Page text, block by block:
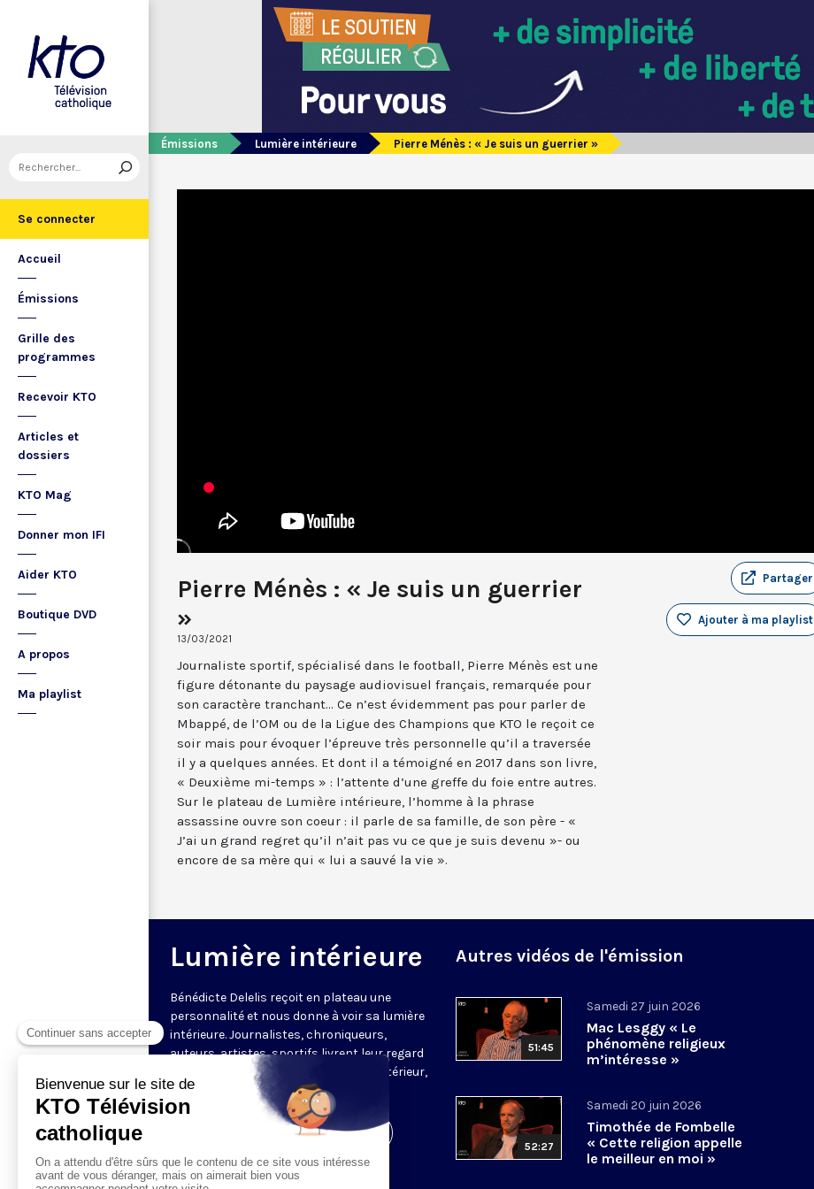
Se connecter
Accueil
Émissions
Grille des
programmes
Recevoir KTO
Articles et
dossiers
KTO Mag
Donner mon IFI
Aider KTO
Boutique DVD
A propos
Ma playlist
Émissions Lumière intérieure Pierre Ménès : « Je suis un guerrier »
Pierre Ménès : « Je suis un guerrier
»
13/03/2021
Partager
Ajouter à ma playlist
Journaliste sportif, spécialisé dans le football, Pierre Ménès est une
figure détonante du paysage audiovisuel français, remarquée pour
son caractère tranchant... Ce n’est évidemment pas pour parler de
Mbappé, de l’OM ou de la Ligue des Champions que KTO le reçoit ce
soir mais pour évoquer l’épreuve très personnelle qu’il a traversée
il y a quelques années. Et dont il a témoigné en 2017 dans son livre,
« Deuxième mi-temps » : l’attente d’une greffe du foie entre autres.
Sur le plateau de Lumière intérieure, l’homme à la phrase
assassine ouvre son coeur : il parle de sa famille, de son père - «
J’ai un grand regret qu’il n’ait pas vu ce que je suis devenu »- ou
encore de sa mère qui « lui a sauvé la vie ».
Lumière intérieure
Bénédicte Delelis reçoit en plateau une
personnalité et nous donne à voir sa lumière
intérieure. Journalistes, chroniqueurs,
auteurs, artistes, sportifs livrent leur regard
sur le monde, sur la vie, leur ressort intérieur,
leur raison de se lever le matin.
Visiter la page de l'émission
Autres vidéos de l'émission
51:45
Samedi 27 juin 2026
Mac Lesggy « Le
phénomène religieux
m’intéresse »
52:27
Samedi 20 juin 2026
Timothée de Fombelle
« Cette religion appelle
le meilleur en moi »